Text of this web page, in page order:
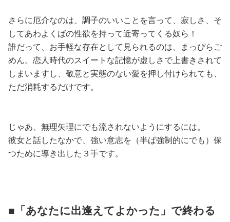
さらに厄介なのは、調子のいいことを言って、寂しさ、そ
してあわよくばの性欲を持って近寄ってくる奴ら！
誰だって、お手軽な存在として見られるのは、まっぴらご
めん。恋人時代のスイートな記憶が虚しさで上書きされて
しまいますし、敬意と実態のない愛を押し付けられても、
ただ消耗するだけです。
じゃあ、無理矢理にでも流されないようにするには。
彼女と話したなかで、強い意志を（半ば強制的にでも）保
つために導き出した３手です。
■「あなたに出逢えてよかった」で終わる